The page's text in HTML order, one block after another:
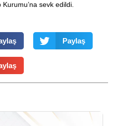
sevk edildi.
Paylaş